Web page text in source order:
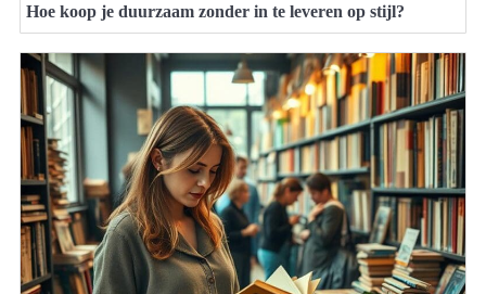
Hoe koop je duurzaam zonder in te leveren op stijl?